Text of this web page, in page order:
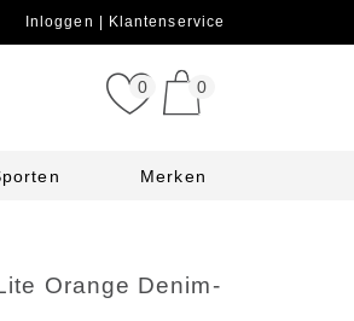
Inloggen Klantenservice
0 0
Merken
Orange Denim-